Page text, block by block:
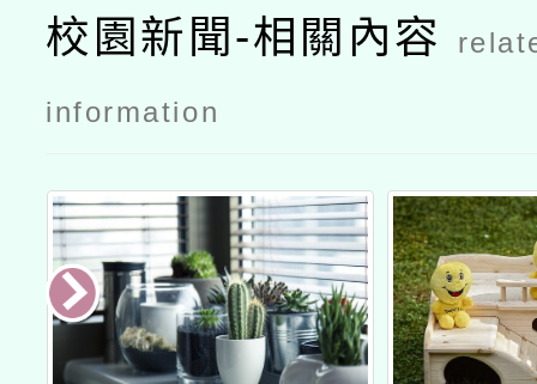
校園新聞-相關內容
information